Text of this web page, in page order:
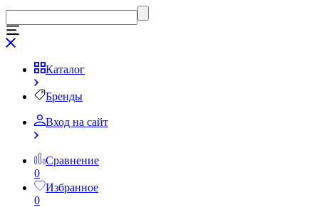
Каталог
Бренды
Вход на сайт
Сравнение
0
Избранное
0